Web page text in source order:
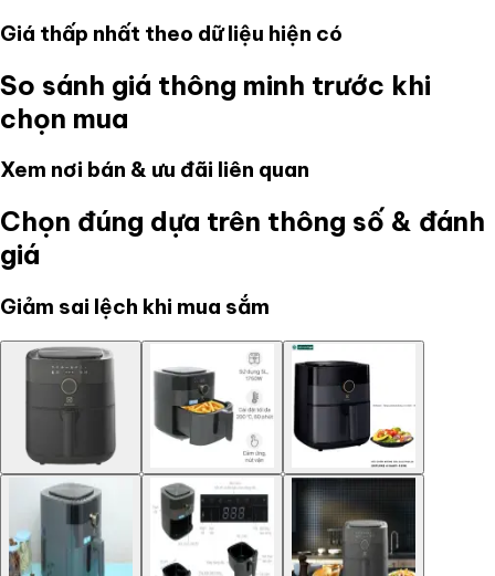
Giá thấp nhất theo dữ liệu hiện có
So sánh giá thông minh trước khi
chọn mua
Xem nơi bán & ưu đãi liên quan
Chọn đúng dựa trên thông số & đánh
giá
Giảm sai lệch khi mua sắm